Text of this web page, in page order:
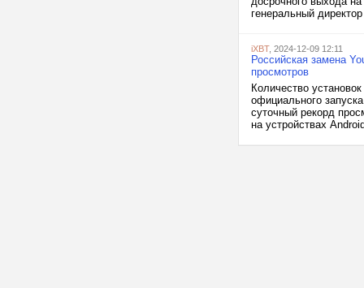
генеральный
iXBT, 2024-12-09 12:11
Российская замена
просмотров
Количество
официального
суточный рекорд
на устройствах